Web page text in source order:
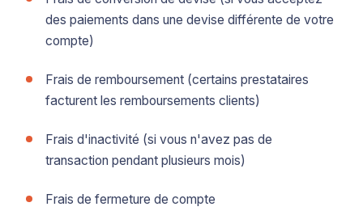
des paiements dans une devise différente de votre
compte)
Frais de remboursement (certains prestataires
facturent les remboursements clients)
Frais d'inactivité (si vous n'avez pas de
transaction pendant plusieurs mois)
Frais de fermeture de compte